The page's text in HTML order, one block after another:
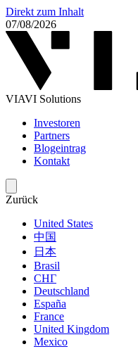
Direkt zum Inhalt
07/08/2026
VIAVI Solutions
Investoren
Partners
Blogeintrag
Kontakt
Zurück
United States
中国
日本
Brasil
СНГ
Deutschland
España
France
United Kingdom
Mexico